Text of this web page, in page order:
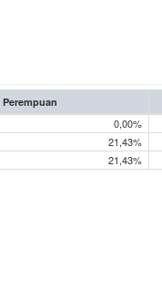
Perempuan
0,00%
21,43%
21,43%